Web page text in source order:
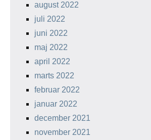
august 2022
juli 2022
juni 2022
maj 2022
april 2022
marts 2022
februar 2022
januar 2022
december 2021
november 2021